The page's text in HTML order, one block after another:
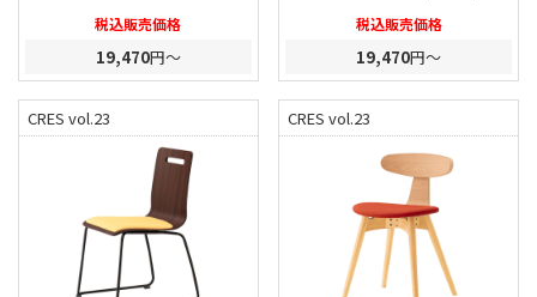
税込販売価格
19,470円～
税込販売価格
19,470円～
CRES vol.23 CRES vol.23